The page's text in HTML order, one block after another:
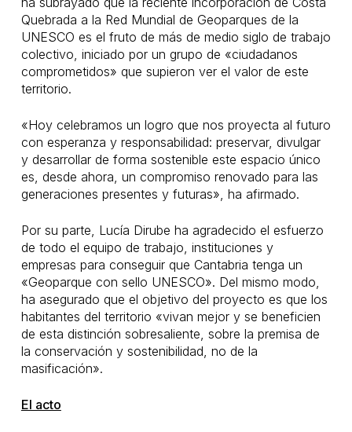
Quebrada a la Red Mundial de Geoparques de la
UNESCO es el fruto de más de medio siglo de trabajo
colectivo, iniciado por un grupo de «ciudadanos
comprometidos» que supieron ver el valor de este
territorio.
«Hoy celebramos un logro que nos proyecta al futuro
con esperanza y responsabilidad: preservar, divulgar
y desarrollar de forma sostenible este espacio único
es, desde ahora, un compromiso renovado para las
generaciones presentes y futuras», ha afirmado.
Por su parte, Lucía Dirube ha agradecido el esfuerzo
de todo el equipo de trabajo, instituciones y
empresas para conseguir que Cantabria tenga un
«Geoparque con sello UNESCO». Del mismo modo,
ha asegurado que el objetivo del proyecto es que los
habitantes del territorio «vivan mejor y se beneficien
de esta distinción sobresaliente, sobre la premisa de
la conservación y sostenibilidad, no de la
masificación».
El acto